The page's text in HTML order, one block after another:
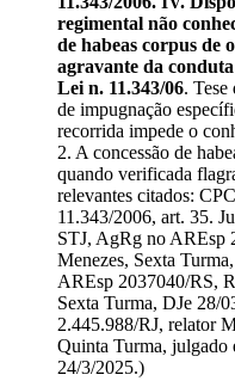
regimental não
de habeas corpus de
agravante da
Lei n. 11.343/06. Tese
de impugnação
recorrida impede o
2. A concessão de
quando verificada
relevantes citados:
11.343/2006, art. 35.
STJ, AgRg no AREsp
Menezes, Sexta
AREsp 2037040/RS,
Sexta Turma, DJe 28/
2.445.988/RJ, relator
Quinta Turma, julgado
24/3/2025.)